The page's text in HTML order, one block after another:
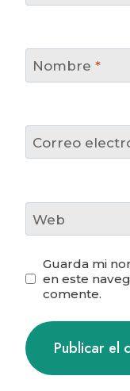
Nombre *
Correo
Web
Guarda mi
en este
comente.